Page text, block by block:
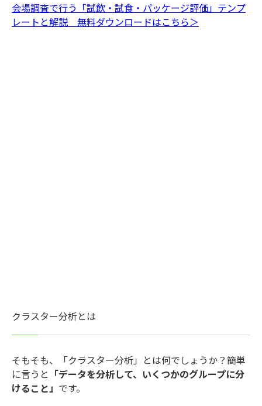
会場調査で行う「試飲・試食・パッケージ評価」テンプ
レートと解説 無料ダウンロードはこちら＞
クラスター分析とは
そもそも、「クラスター分析」とは何でしょうか？簡単
に言うと 「データを分析して、いくつかのグループに分
けること」 です。